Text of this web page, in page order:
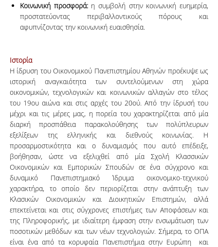
Κοινωνική προσφορά: η συμβολή στην κοινωνική ευημερία,
προστατεύοντας περιβαλλοντικούς πόρους και
αφυπνίζοντας την κοινωνική ευαισθησία.
Ιστορία
Η ίδρυση του Οικονομικού Πανεπιστημίου Αθηνών προέκυψε ως
ιστορική αναγκαιότητα των συντελούμενων στη χώρα
οικονομικών, τεχνολογικών και κοινωνικών αλλαγών στο τέλος
του 19ου αιώνα και στις αρχές του 20ού. Από την ίδρυσή του
μέχρι και τις μέρες μας, η πορεία του χαρακτηρίζεται από μία
διαρκή προσπάθεια παρακολούθησης των πολύπλευρων
εξελίξεων της ελληνικής και διεθνούς κοινωνίας. Η
προσαρμοστικότητα και ο δυναμισμός που αυτό επέδειξε,
βοήθησαν, ώστε να εξελιχθεί από μία Σχολή Κλασσικών
Οικονομικών και Εμπορικών Σπουδών σε ένα σύγχρονο και
δυναμικό Πανεπιστημιακό Ίδρυμα οικονομικο-τεχνικού
χαρακτήρα, το οποίο δεν περιορίζεται στην ανάπτυξη των
Κλασικών Οικονομικών και Διοικητικών Επιστημών, αλλά
επεκτείνεται και στις σύγχρονες επιστήμες των Αποφάσεων και
της Πληροφορικής, με ιδιαίτερη έμφαση στην ενσωμάτωση των
ποσοτικών μεθόδων και των νέων τεχνολογιών. Σήμερα, το ΟΠΑ
είναι ένα από τα κορυφαία Πανεπιστήμια στην Ευρώπη και